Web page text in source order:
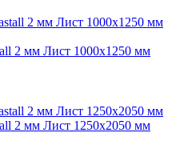
2 мм Лист 1000x1250 мм
2 мм Лист 1250x2050 мм